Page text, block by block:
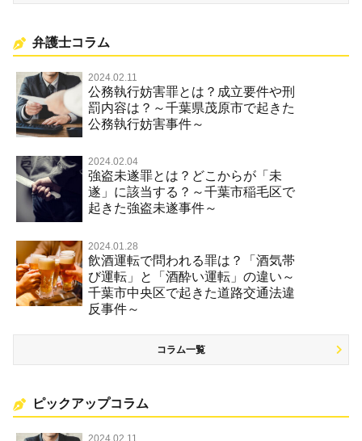
弁護士コラム
2024.02.11
公務執行妨害罪とは？成立要件や刑
罰内容は？～千葉県茂原市で起きた
公務執行妨害事件～
2024.02.04
強盗未遂罪とは？どこからが「未
遂」に該当する？～千葉市稲毛区で
起きた強盗未遂事件～
2024.01.28
飲酒運転で問われる罪は？「酒気帯
び運転」と「酒酔い運転」の違い～
千葉市中央区で起きた道路交通法違
反事件～
コラム一覧
ピックアップコラム
2024.02.11